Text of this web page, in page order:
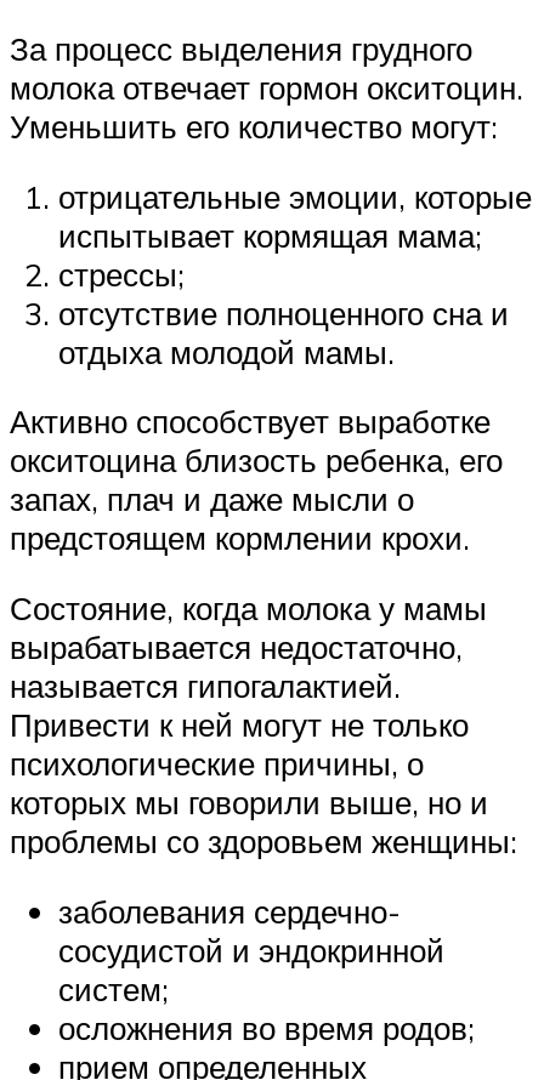
За процесс выделения грудного
молока отвечает гормон окситоцин.
Уменьшить его количество могут:
отрицательные эмоции, которые
испытывает кормящая мама;
стрессы;
отсутствие полноценного сна и
отдыха молодой мамы.
Активно способствует выработке
окситоцина близость ребенка, его
запах, плач и даже мысли о
предстоящем кормлении крохи.
Состояние, когда молока у мамы
вырабатывается недостаточно,
называется гипогалактией.
Привести к ней могут не только
психологические причины, о
которых мы говорили выше, но и
проблемы со здоровьем женщины:
заболевания сердечно-
сосудистой и эндокринной
систем;
осложнения во время родов;
прием определенных